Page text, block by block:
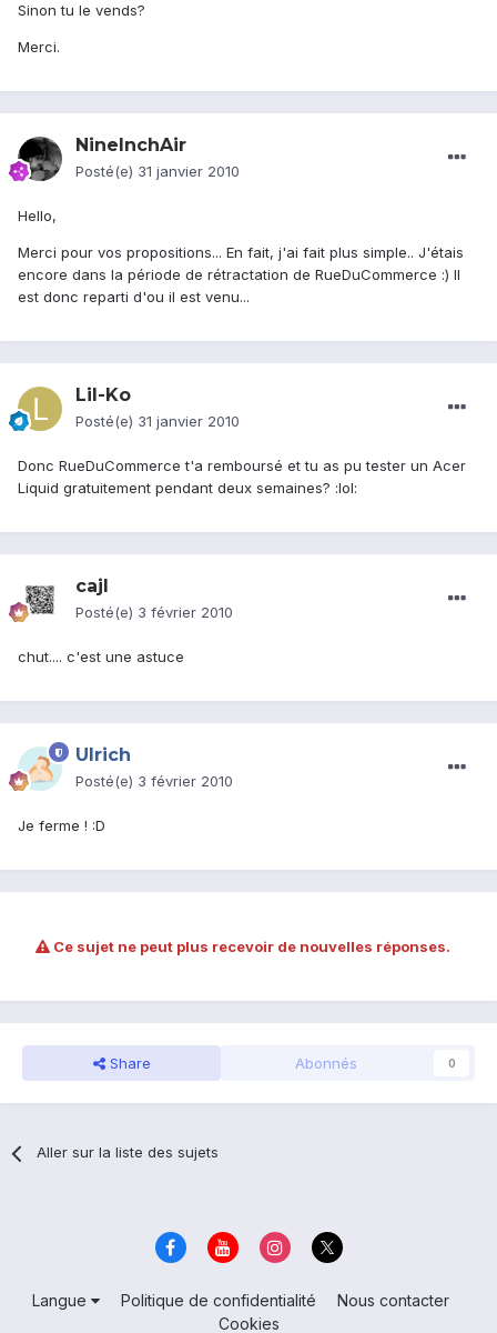
Sinon tu le vends?
Merci.
NineInchAir
Posté(e) 31 janvier 2010
Hello,
Merci pour vos propositions... En fait, j'ai fait plus simple.. J'étais
encore dans la période de rétractation de RueDuCommerce :) Il
est donc reparti d'ou il est venu...
Lil-Ko
Posté(e) 31 janvier 2010
Donc RueDuCommerce t'a remboursé et tu as pu tester un Acer
Liquid gratuitement pendant deux semaines? :lol:
cajl
Posté(e) 3 février 2010
chut.... c'est une astuce
Ulrich
Posté(e) 3 février 2010
Je ferme ! :D
Ce sujet ne peut plus recevoir de nouvelles réponses.
Share Abonnés 0
Aller sur la liste des sujets
Langue Politique de confidentialité
Nous contacter
Cookies